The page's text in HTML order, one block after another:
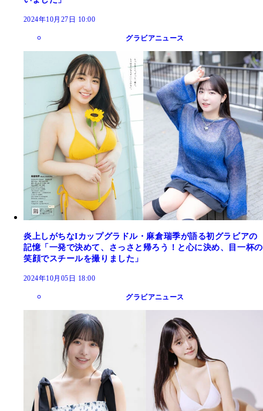
2024年10月27日 10:00
グラビアニュース
炎上しがちなIカップグラドル・麻倉瑞季が語る初グラビアの
記憶「一発で決めて、さっさと帰ろう！と心に決め、目一杯の
笑顔でスチールを撮りました」
2024年10月05日 18:00
グラビアニュース